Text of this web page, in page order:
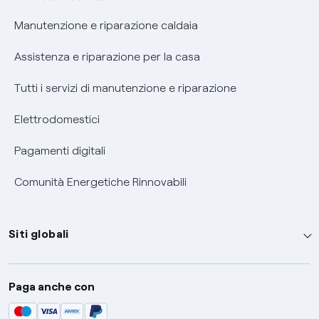
Informativa RAEE
Manutenzione e riparazione caldaia
Assistenza e riparazione per la casa
Tutti i servizi di manutenzione e riparazione
Elettrodomestici
Pagamenti digitali
Comunità Energetiche Rinnovabili
Siti globali
Enel Group
Enel Green Power
Paga anche con